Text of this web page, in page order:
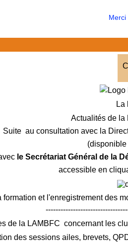
Merci
La
Actualités de la
Suite au consultation avec la
(disponible
le Secrétariat Général de la
accessible en
formation et l'enregistrement des
de la LAMBFC concernant les
des sessions ailes, brevets,